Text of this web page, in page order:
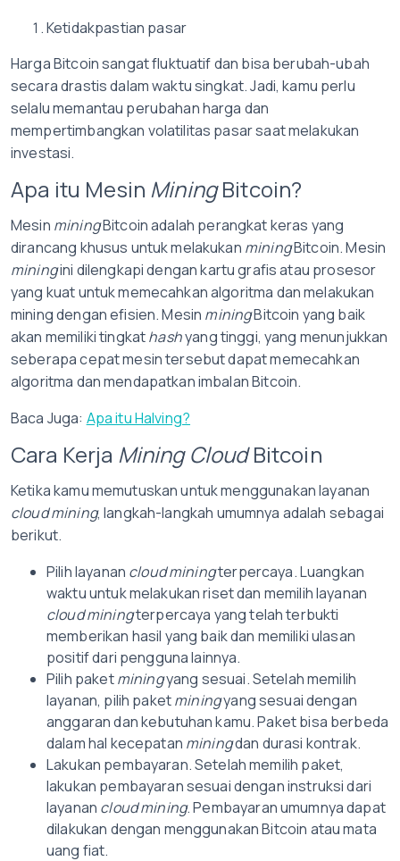
Ketidakpastian pasar
Harga Bitcoin sangat fluktuatif dan bisa berubah-ubah
secara drastis dalam waktu singkat. Jadi, kamu perlu
selalu memantau perubahan harga dan
mempertimbangkan volatilitas pasar saat melakukan
investasi.
Apa itu Mesin MiningBitcoin?
Mesin miningBitcoin adalah perangkat keras yang
dirancang khusus untuk melakukan miningBitcoin. Mesin
miningini dilengkapi dengan kartu grafis atau prosesor
yang kuat untuk memecahkan algoritma dan melakukan
mining dengan efisien. Mesin miningBitcoin yang baik
akan memiliki tingkathashyang tinggi, yang menunjukkan
seberapa cepat mesin tersebut dapat memecahkan
algoritma dan mendapatkan imbalan Bitcoin.
Baca Juga: Apa itu Halving?
Cara Kerja Mining CloudBitcoin
Ketika kamu memutuskan untuk menggunakan layanan
cloud mining, langkah-langkah umumnya adalah sebagai
berikut.
Pilih layanan cloud miningterpercaya. Luangkan
waktu untuk melakukan riset dan memilih layanan
cloud miningterpercaya yang telah terbukti
memberikan hasil yang baik dan memiliki ulasan
positif dari pengguna lainnya.
Pilih paketminingyang sesuai. Setelah memilih
layanan, pilih paketminingyang sesuai dengan
anggaran dan kebutuhan kamu. Paket bisa berbeda
dalam hal kecepatan miningdan durasi kontrak.
Lakukan pembayaran. Setelah memilih paket,
lakukan pembayaran sesuai dengan instruksi dari
layanan cloud mining. Pembayaran umumnya dapat
dilakukan dengan menggunakan Bitcoin atau mata
uang fiat.